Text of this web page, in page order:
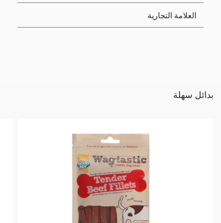
العلامة التجارية
بدائل سهلة